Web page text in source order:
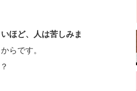
ほど、人は苦しみま
らです。